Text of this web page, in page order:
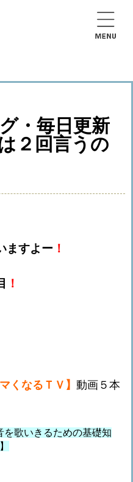
・毎日更新
２回言うの
ますよー ！
！
くなるＴＶ】 動画５本
を歌いきるための基礎知